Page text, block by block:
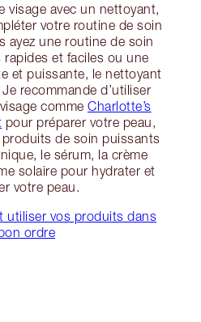
visage avec un nettoyant,
votre routine de soin
ayez une routine de soin
rapides et faciles ou une
et puissante, le nettoyant
recommande d’utiliser
comme Charlotte’s
pour préparer votre peau,
produits de soin puissants
le sérum, la crème
solaire pour hydrater et
votre peau.
utiliser vos produits dans
ordre